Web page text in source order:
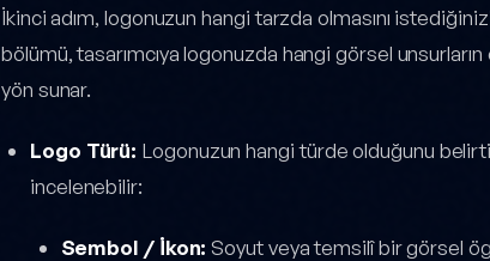
İkinci adım, logonuzun hangi tarzda olmasını
bölümü, tasarımcıya logonuzda hangi görsel
yön sunar.
Logo Türü: Logonuzun hangi türde olduğunu
incelenebilir:
Sembol / İkon: Soyut veya temsilî bir görsel